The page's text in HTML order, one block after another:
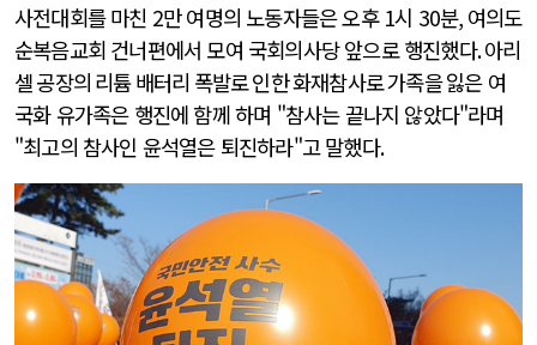
사전대회를 마친 2만 여명의 노동자들은 오후 1시 30분, 여의도
순복음교회 건너편에서 모여 국회의사당 앞으로 행진했다. 아리
셀 공장의 리튬 배터리 폭발로 인한 화재참사로 가족을 잃은여
국화 유가족은 행진에 함께 하며 "참사는 끝나지 않았다"라며
"최고의 참사인 윤석열은 퇴진하라"고 말했다.